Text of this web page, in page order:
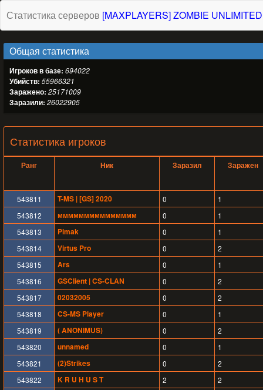
Статистика серверов [MAXPLAYERS] ZOMBIE UNLIMITED
Общая статистика
Игроков в базе: 694022
Убийств: 55966321
Заражено: 25171009
Заразили: 26022905
Статистика игроков
Ранг Ник Заразил Заражен
543811 T-MS | [GS] 2020 0
1
543812
ммммммммммммммм 0
1
543813
Pimak 0
1
543814
Virtus Pro 0
2
543815
Ars 0
1
543816
GSClient | CS-CLAN 0
2
543817
02032005 0
2
543818
CS-MS Player 0
1
543819
( ANONIMUS) 0
2
543820
unnamed 0
1
543821
(2)Strikes 0
2
543822
K R U H U S T 2
2